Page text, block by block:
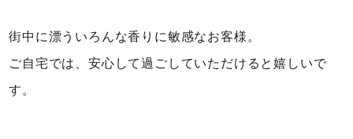
街中に漂ういろんな香りに敏感なお客様。
ご自宅では、安心して過ごしていただけると嬉しいで
す。